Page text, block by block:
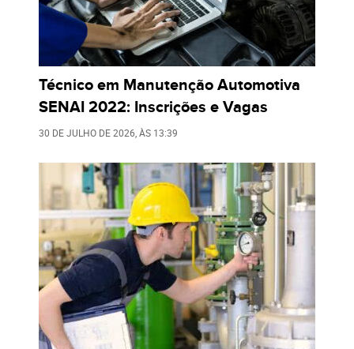
Técnico em Manutenção Automotiva
SENAI 2022: Inscrições e Vagas
30 DE JULHO DE 2026 , ÀS 13:39